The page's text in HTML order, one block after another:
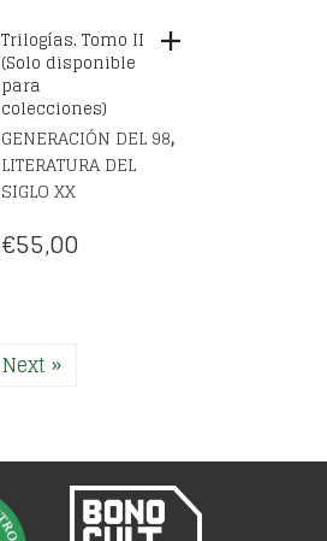
Trilogías. Tomo II
(Solo disponible
para
colecciones)
GENERACIÓN DEL 98,
LITERATURA DEL
SIGLO XX
€55,00
Next »